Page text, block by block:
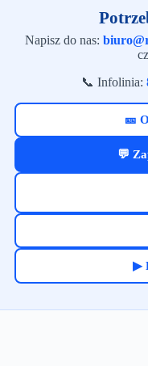
Napisz do nas:
📞 Infolinia:
🎫
💬
▶